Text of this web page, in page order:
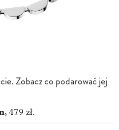
Zobacz co podarować jej
, 479 zł.